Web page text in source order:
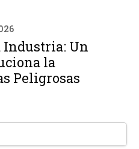
Un
la
Peligrosas